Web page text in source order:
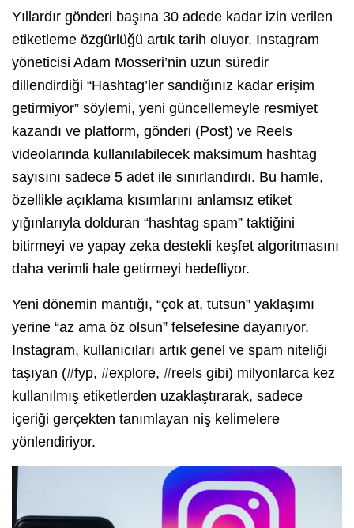
Yıllardır gönderi başına 30 adede kadar izin verilen
etiketleme özgürlüğü artık tarih oluyor. Instagram
yöneticisi Adam Mosseri’nin uzun süredir
dillendirdiği “Hashtag’ler sandığınız kadar erişim
getirmiyor” söylemi, yeni güncellemeyle resmiyet
kazandı ve platform, gönderi (Post) ve Reels
videolarında kullanılabilecek maksimum hashtag
sayısını sadece 5 adet ile sınırlandırdı. Bu hamle,
özellikle açıklama kısımlarını anlamsız etiket
yığınlarıyla dolduran “hashtag spam” taktiğini
bitirmeyi ve yapay zeka destekli keşfet algoritmasını
daha verimli hale getirmeyi hedefliyor.
Yeni dönemin mantığı, “çok at, tutsun” yaklaşımı
yerine “az ama öz olsun” felsefesine dayanıyor.
Instagram, kullanıcıları artık genel ve spam niteliği
taşıyan (#fyp, #explore, #reels gibi) milyonlarca kez
kullanılmış etiketlerden uzaklaştırarak, sadece
içeriği gerçekten tanımlayan niş kelimelere
yönlendiriyor.